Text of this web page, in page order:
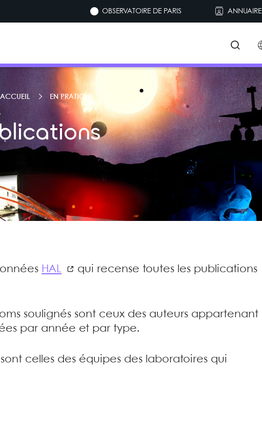
OBSERVATOIRE DE PARIS ANNUAIRE
ACCUEIL EN PRATIQUE
HAL
qui recense toutes les publications
soulignés sont ceux des auteurs appartenant
par année et par type.
celles des équipes des laboratoires qui